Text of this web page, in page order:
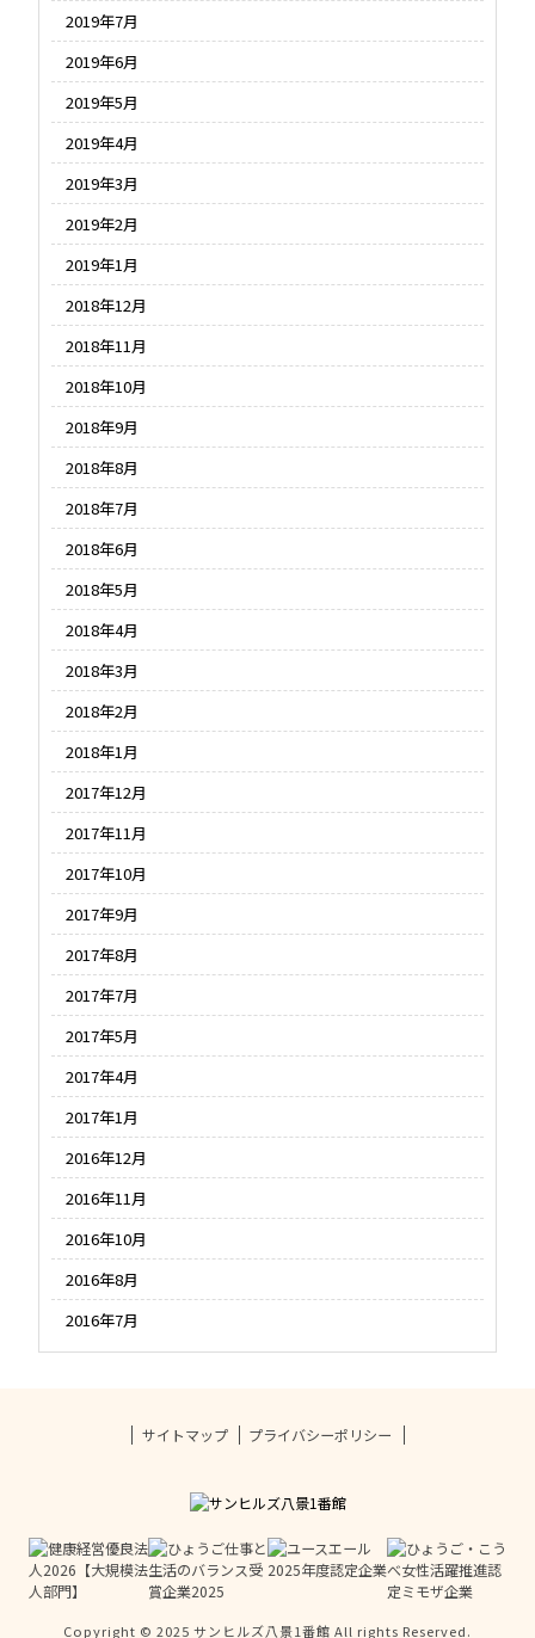
2019年7月
2019年6月
2019年5月
2019年4月
2019年3月
2019年2月
2019年1月
2018年12月
2018年11月
2018年10月
2018年9月
2018年8月
2018年7月
2018年6月
2018年5月
2018年4月
2018年3月
2018年2月
2018年1月
2017年12月
2017年11月
2017年10月
2017年9月
2017年8月
2017年7月
2017年5月
2017年4月
2017年1月
2016年12月
2016年11月
2016年10月
2016年8月
2016年7月
サイトマップ プライバシーポリシー
Copyright © 2025 サンヒルズ八景1番館 All rights Reserved.